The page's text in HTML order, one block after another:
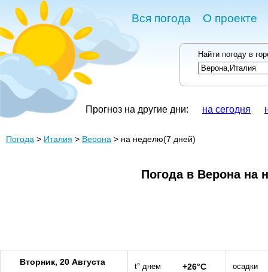
Вся погода О проекте
Найти погоду в
Прогноз на другие дни: на сегодня
Погода > Италия > Верона > на неделю(7 дней)
Погода в Верона на
Вторник, 20 Августа t° днем +26°C осадки